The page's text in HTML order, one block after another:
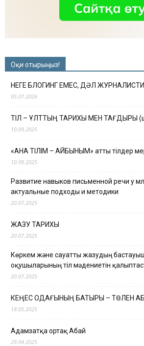
Оқи отырыңыз!
НЕГЕ БЛОГИНГ ЕМЕС, ДӘЛ
05.07.2026
ТІЛ – ҰЛТТЫҢ ТАРИХЫ МЕН ТАҒДЫРЫ
10.09.2025
«АНА ТІЛІМ – АЙБЫНЫМ» атты тілдер
10.09.2025
Развитие навыков письменной речи у
актуальные подходы и методики
20.07.2025
ЖАЗУ ТАРИХЫ
20.07.2025
Көркем және сауатты жазудың
оқушыларының тіл мәдениетін
20.07.2025
КЕҢЕС ОДАҒЫНЫҢ БАТЫРЫ – ТӨЛЕН
18.05.2025
Адамзатқа ортақ Абай
29.04.2025